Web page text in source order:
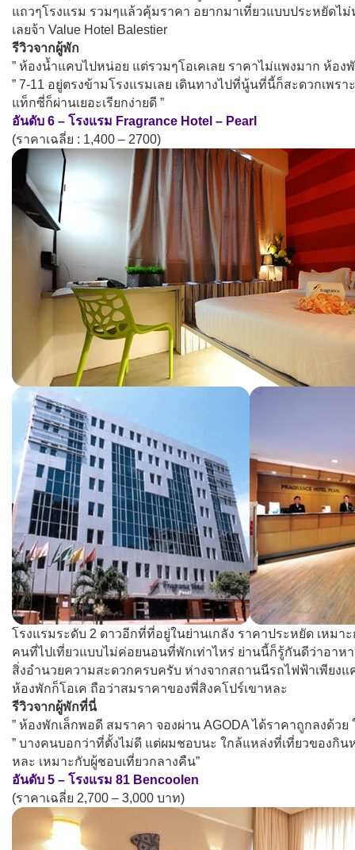
แถวๆโรงแรม รวมๆแล้วคุ้มราคา อยากมาเที่ยวแบบประหยัดไ
เลยจ้า Value Hotel Balestier
รีวิวจากผู้พัก
” ห้องน้ำแคบไปหน่อย แต่รวมๆโอเคเลย ราคาไม่แพงมาก ห้อง
” 7-11 อยู่ตรงข้ามโรงแรมเลย เดินทางไปที่นู้นที่นี้ก็สะดวกเพร
แท็กซี่ก็ผ่านเยอะเรียกง่ายดี ”
อันดับ 6 – โรงแรม Fragrance Hotel – Pearl
(ราคาเฉลี่ย : 1,400 – 2700)
โรงแรมระดับ 2 ดาวอีกที่ที่อยู่ในย่านเกลัง ราคาประหยัด เหมา
คนที่ไปเที่ยวแบบไม่ค่อยนอนที่พักเท่าไหร่ ย่านนี้ก็รู้กันดีว่าอาห
สิ่งอำนวยความสะดวกครบครับ ห่างจากสถานนีรถไฟฟ้าเพียงแ
ห้องพักก็โอเค ถือว่าสมราคาของพี่สิงคโปร์เขาหละ
รีวิวจากผู้พักที่นี่
” ห้องพักเล็กพอดี สมราคา จองผ่าน AGODA ได้ราคาถูกลงด้วย
” บางคนบอกว่าที่ตั้งไม่ดี แต่ผมชอบนะ ใกล้แหล่งที่เที่ยวของกิน
หละ เหมาะกับผู้ชอบเที่ยวกลางคืน”
อันดับ 5 – โรงแรม 81 Bencoolen
(ราคาเฉลี่ย 2,700 – 3,000 บาท)